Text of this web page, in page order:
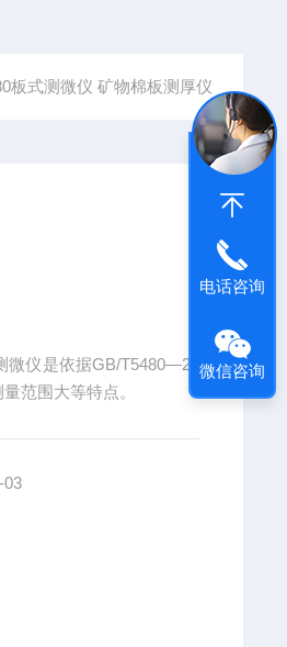
板式测微仪 矿物棉板测厚仪
仪是依据GB/T5480—20
范围大等特点。
03
电话咨询
微信咨询